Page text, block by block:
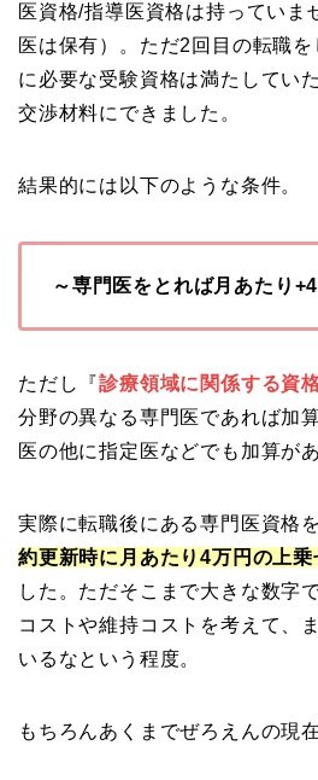
医資格/指導医資格は持っていま
医は保有）。ただ2回目の転職
に必要な受験資格は満たしてい
交渉材料にできました。
結果的には以下のような条件。
～専門医をとれば月あたり
ただし『診療領域に関係する資
分野の異なる専門医であれば加
医の他に指定医などでも加算が
実際に転職後にある専門医資格
約更新時に月あたり4万円の上乗
した。ただそこまで大きな数字
コストや維持コストを考えて、
いるなという程度。
もちろんあくまでぜろえんの現